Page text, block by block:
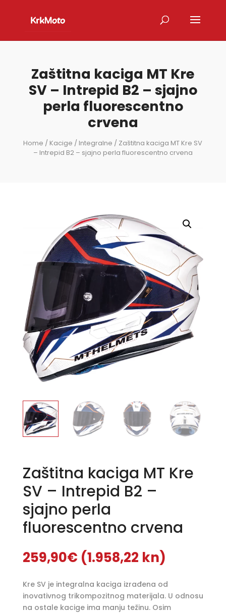
Zaštitna kaciga MT Kre
SV – Intrepid B2 – sjajno
perla fluorescentno
crvena
Home / Kacige / Integralne / Zaštitna kaciga MT Kre SV
– Intrepid B2 – sjajno perla fluorescentno crvena
Zaštitna kaciga MT Kre
SV – Intrepid B2 –
sjajno perla
fluorescentno crvena
259,90€ (1.958,22 kn)
Kre SV je integralna kaciga izrađena od
inovativnog trikompozitnog materijala. U odnosu
na ostale kacige ima manju težinu. Osim